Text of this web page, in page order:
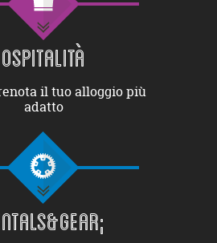
OSPITALITÀ
il tuo alloggio più
adatto